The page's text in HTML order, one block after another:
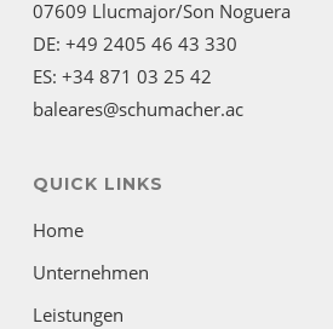
07609 Llucmajor/Son Noguera
DE: +49 2405 46 43 330
ES: +34 871 03 25 42
baleares@schumacher.ac
QUICK LINKS
Home
Unternehmen
Leistungen